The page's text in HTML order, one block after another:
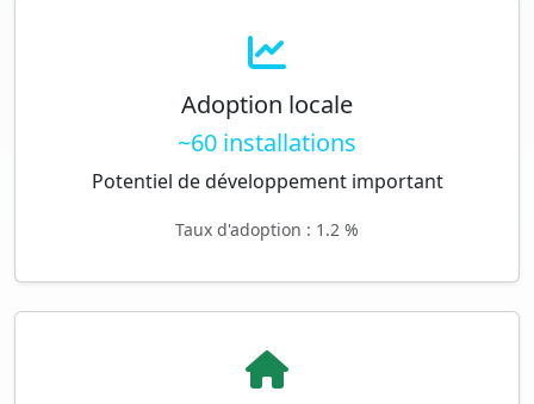
Adoption locale
~60 installations
Potentiel de développement important
Taux d'adoption : 1.2 %